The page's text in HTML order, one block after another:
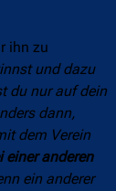
ihn zu
und dazu
du nur auf dein
dann,
dem Verein
einer anderen
ein anderer